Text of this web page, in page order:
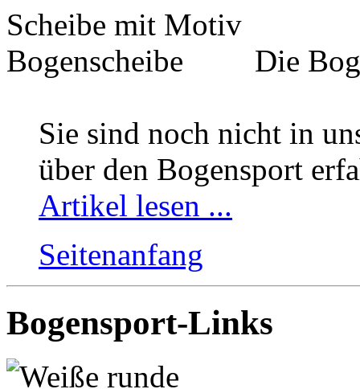
Die
Sie sind noch nicht in
über den Bogensport
Artikel lesen ...
Seitenanfang
Bogensport-Links